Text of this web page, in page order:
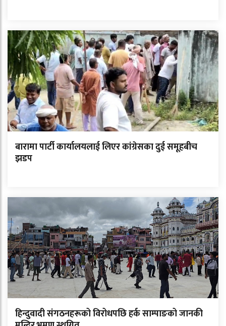
बारामा पार्टी कार्यालयलाई लिएर कांग्रेसका दुई समूहबीच
झडप
हिन्दुवादी संगठनहरूको विरोधपछि हर्क साम्पाङको जानकी